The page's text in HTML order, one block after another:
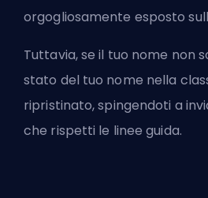
orgogliosamente esposto
Tuttavia, se il tuo nome non
stato del tuo nome nella
ripristinato, spingendoti a
che rispetti le linee guida.